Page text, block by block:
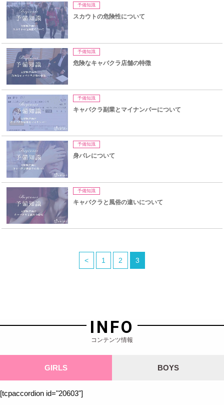
予備知識
スカウトの危険性について
予備知識
危険なキャバクラ店舗の特徴
予備知識
キャバクラ副業とマイナンバーについて
予備知識
身バレについて
予備知識
キャバクラと風俗の違いについて
< 1 2 3
INFO
コンテンツ情報
GIRLS BOYS
[tcpaccordion id="20603"]